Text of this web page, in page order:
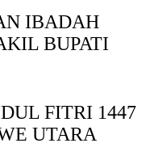
IBADAH
BUPATI
FITRI 1447
UTARA